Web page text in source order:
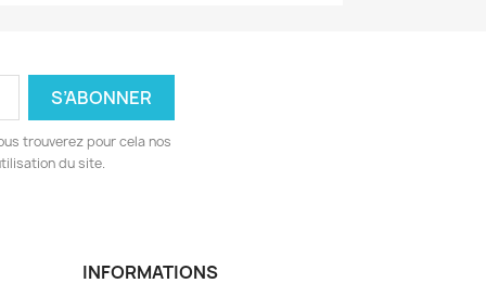
trouverez pour cela nos
du site.
INFORMATIONS